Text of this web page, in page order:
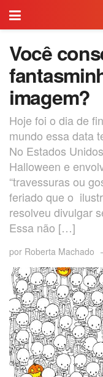
Você
imagem?
Hoje foi o dia de
mundo essa data
No Estados
Halloween e
“travessuras ou
feriado que o
resolveu divulgar
Essa não […]
por Roberta Machado